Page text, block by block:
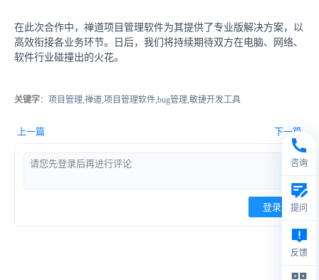
在此次合作中，禅道项目管理软件为其提供了专业版解决方案，以
高效衔接各业务环节。日后，我们将持续期待双方在电脑、网络、
软件行业碰撞出的火花。
关键字：项目管理,禅道,项目管理软件,bug管理,敏捷开发工具
上一篇 下一篇
登录
咨询
提问
反馈